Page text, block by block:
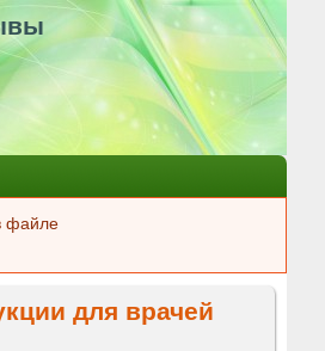
файле
для врачей